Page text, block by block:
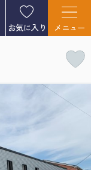
お気に入り メニュー